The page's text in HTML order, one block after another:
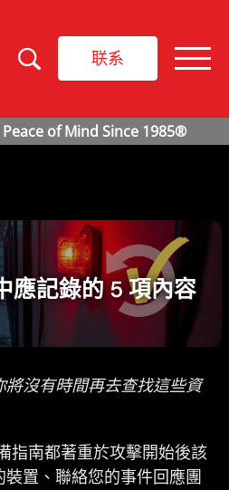
联系
應記錄的 5 項內容
沒有時間再去查找這些資
指南都著重於攻擊開始後該
置、聯絡您的事件回應團